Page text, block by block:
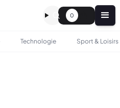
0
Technologie Sport & Loisirs